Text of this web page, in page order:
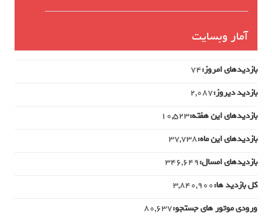
آمار وبسایت
بازدیدهای امروز:74
بازدید دیروز:2,087
بازدیدهای این هفته:10,523
بازدیدهای این ماه:37,738
بازدیدهای امسال:346,649
کل بازدید ها:3,840,900
ورودی‌ موتور های جستجو:80,637